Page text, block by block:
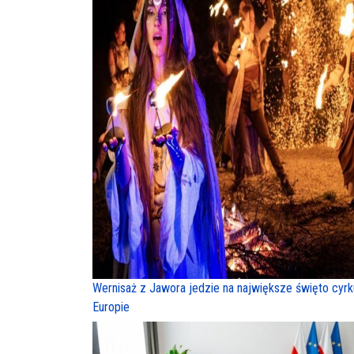
Wernisaż z Jawora jedzie na największe święto
Europie